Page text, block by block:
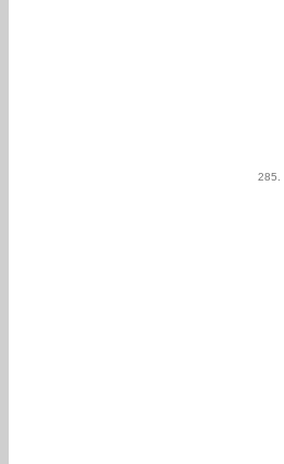
285.